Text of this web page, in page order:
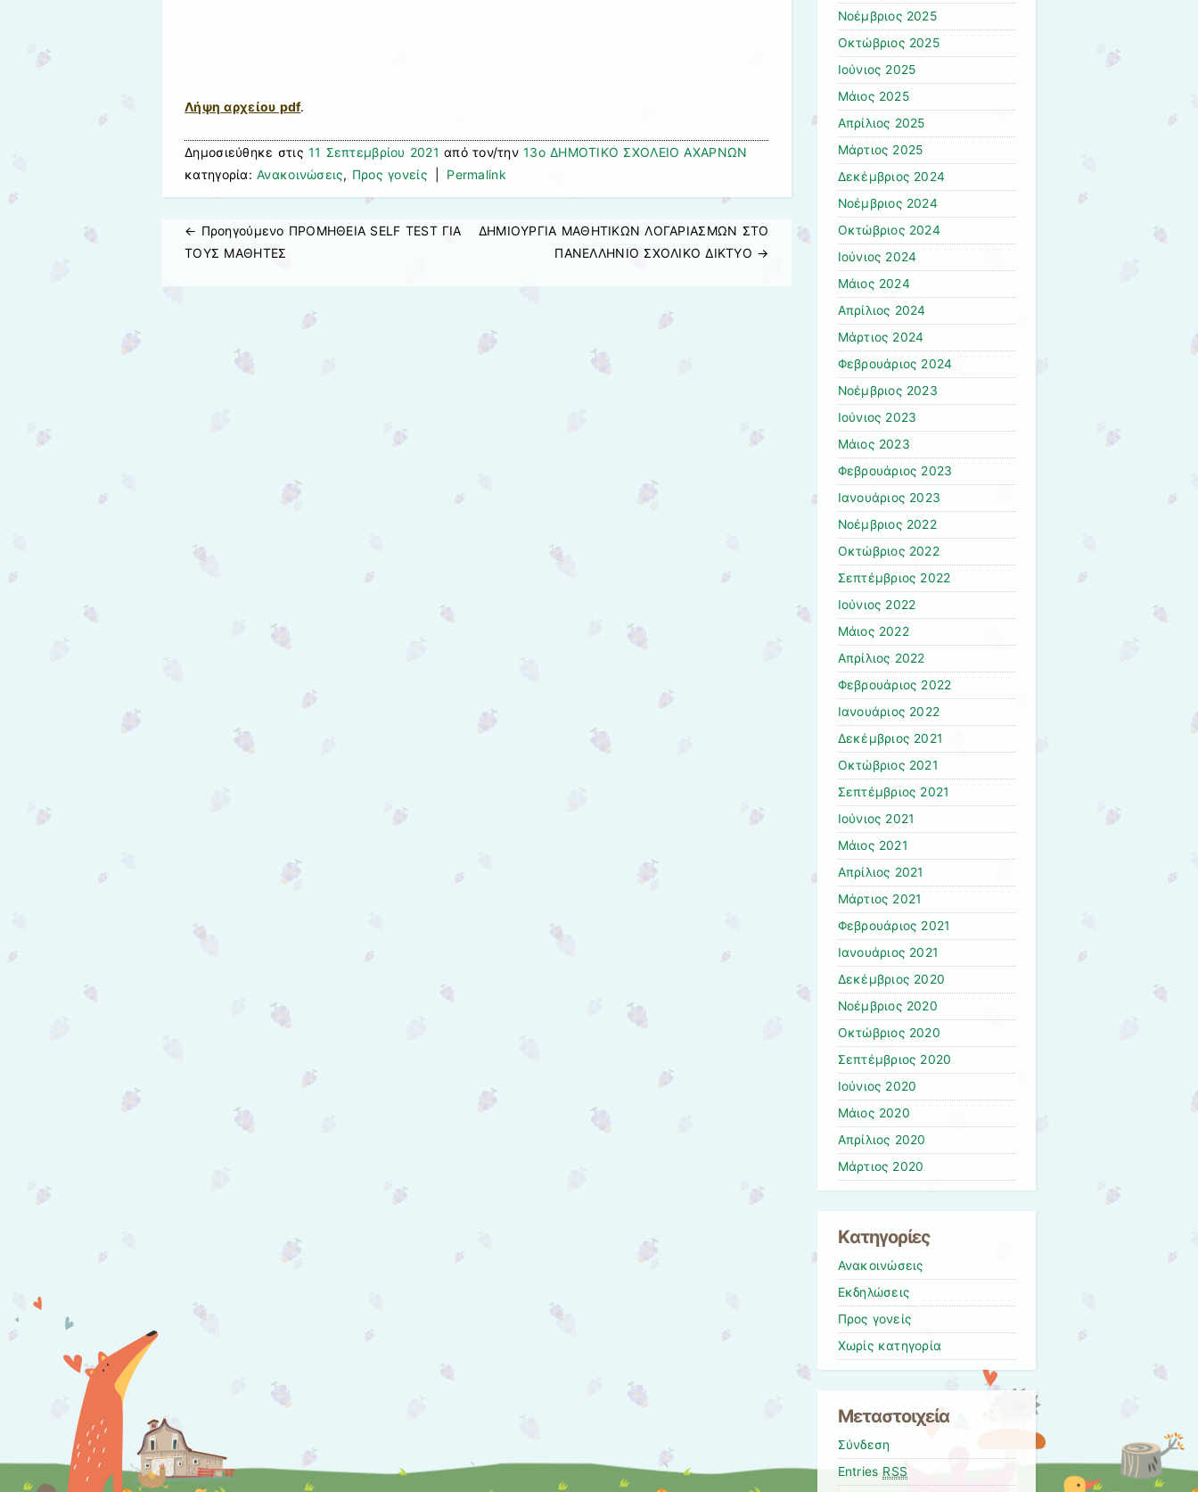
Λήψη αρχείου pdf.
Δημοσιεύθηκε στις 11 Σεπτεμβρίου 2021 από τον/την13ο ΔΗΜΟΤΙΚΟ ΣΧΟΛΕΙΟ ΑΧΑΡΝΩΝ
κατηγορία:Ανακοινώσεις, Προς γονείς Permalink
Πλοήγηση άρθρων
← Προηγούμενo ΠΡΟΜΗΘΕΙΑ SELF TEST ΓΙΑ
ΤΟΥΣ ΜΑΘΗΤΕΣ
ΔΗΜΙΟΥΡΓΙΑ ΜΑΘΗΤΙΚΩΝ ΛΟΓΑΡΙΑΣΜΩΝ ΣΤΟ
ΠΑΝΕΛΛΗΝΙΟ ΣΧΟΛΙΚΟ ΔΙΚΤΥΟ →
Νοέμβριος 2025
Οκτώβριος 2025
Ιούνιος 2025
Μάιος 2025
Απρίλιος 2025
Μάρτιος 2025
Δεκέμβριος 2024
Νοέμβριος 2024
Οκτώβριος 2024
Ιούνιος 2024
Μάιος 2024
Απρίλιος 2024
Μάρτιος 2024
Φεβρουάριος 2024
Νοέμβριος 2023
Ιούνιος 2023
Μάιος 2023
Φεβρουάριος 2023
Ιανουάριος 2023
Νοέμβριος 2022
Οκτώβριος 2022
Σεπτέμβριος 2022
Ιούνιος 2022
Μάιος 2022
Απρίλιος 2022
Φεβρουάριος 2022
Ιανουάριος 2022
Δεκέμβριος 2021
Οκτώβριος 2021
Σεπτέμβριος 2021
Ιούνιος 2021
Μάιος 2021
Απρίλιος 2021
Μάρτιος 2021
Φεβρουάριος 2021
Ιανουάριος 2021
Δεκέμβριος 2020
Νοέμβριος 2020
Οκτώβριος 2020
Σεπτέμβριος 2020
Ιούνιος 2020
Μάιος 2020
Απρίλιος 2020
Μάρτιος 2020
Kατηγορίες
Ανακοινώσεις
Εκδηλώσεις
Προς γονείς
Χωρίς κατηγορία
Μεταστοιχεία
Σύνδεση
Entries RSS